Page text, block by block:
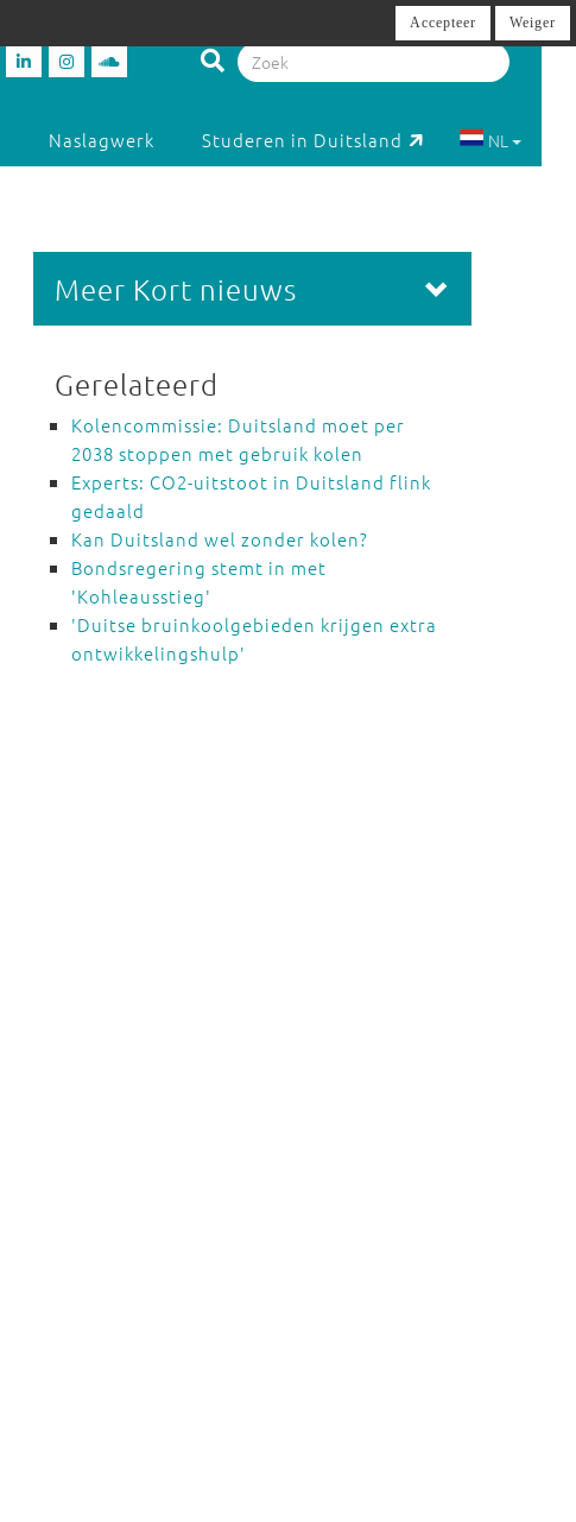
Naslagwerk Studeren in Duitsland NL
Meer Kort nieuws
Gerelateerd
Kolencommissie: Duitsland moet per
2038 stoppen met gebruik kolen
Experts: CO2-uitstoot in Duitsland flink
gedaald
Kan Duitsland wel zonder kolen?
Bondsregering stemt in met
'Kohleausstieg'
'Duitse bruinkoolgebieden krijgen extra
ontwikkelingshulp'
Accepteer Weiger